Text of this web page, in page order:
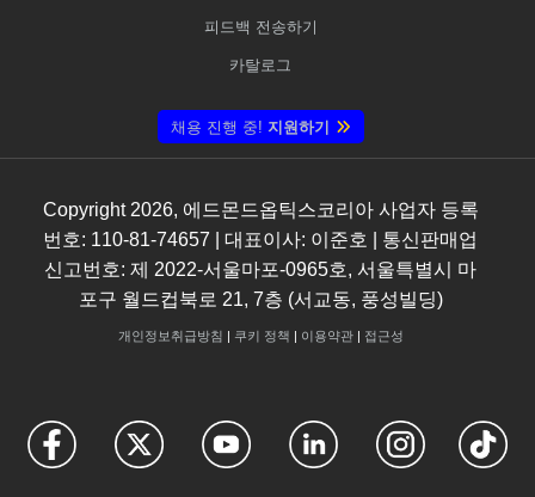
피드백 전송하기
카탈로그
채용 진행 중! 지원하기
Copyright 2026, 에드몬드옵틱스코리아 사업자 등록
번호: 110-81-74657 | 대표이사: 이준호 | 통신판매업
신고번호: 제 2022-서울마포-0965호, 서울특별시 마
포구 월드컵북로 21, 7층 (서교동, 풍성빌딩)
개인정보취급방침 | 쿠키 정책 | 이용약관| 접근성